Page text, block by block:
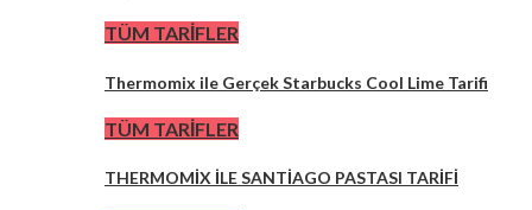
TÜM TARİFLER
Thermomix ile Gerçek Starbucks Cool Lime Tarifi
TÜM TARİFLER
THERMOMİX İLE SANTİAGO PASTASI TARİFİ